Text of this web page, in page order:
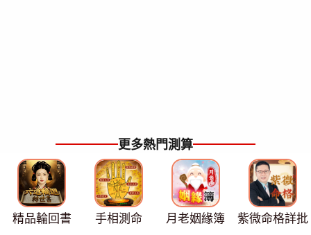
更多熱門測算
精品輪回書 手相測命 月老姻緣簿 紫微命格詳批